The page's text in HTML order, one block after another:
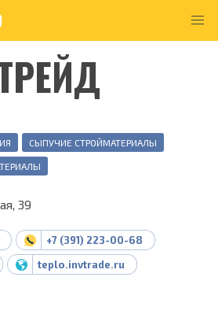
СЫПУЧИЕ СТРОЙМАТЕРИАЛЫ
39
+7 (391) 223-00-68
teplo.invtrade.ru